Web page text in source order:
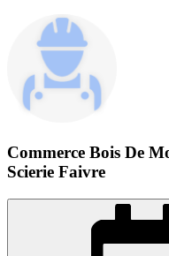
Commerce Bois De
Scierie Faivre